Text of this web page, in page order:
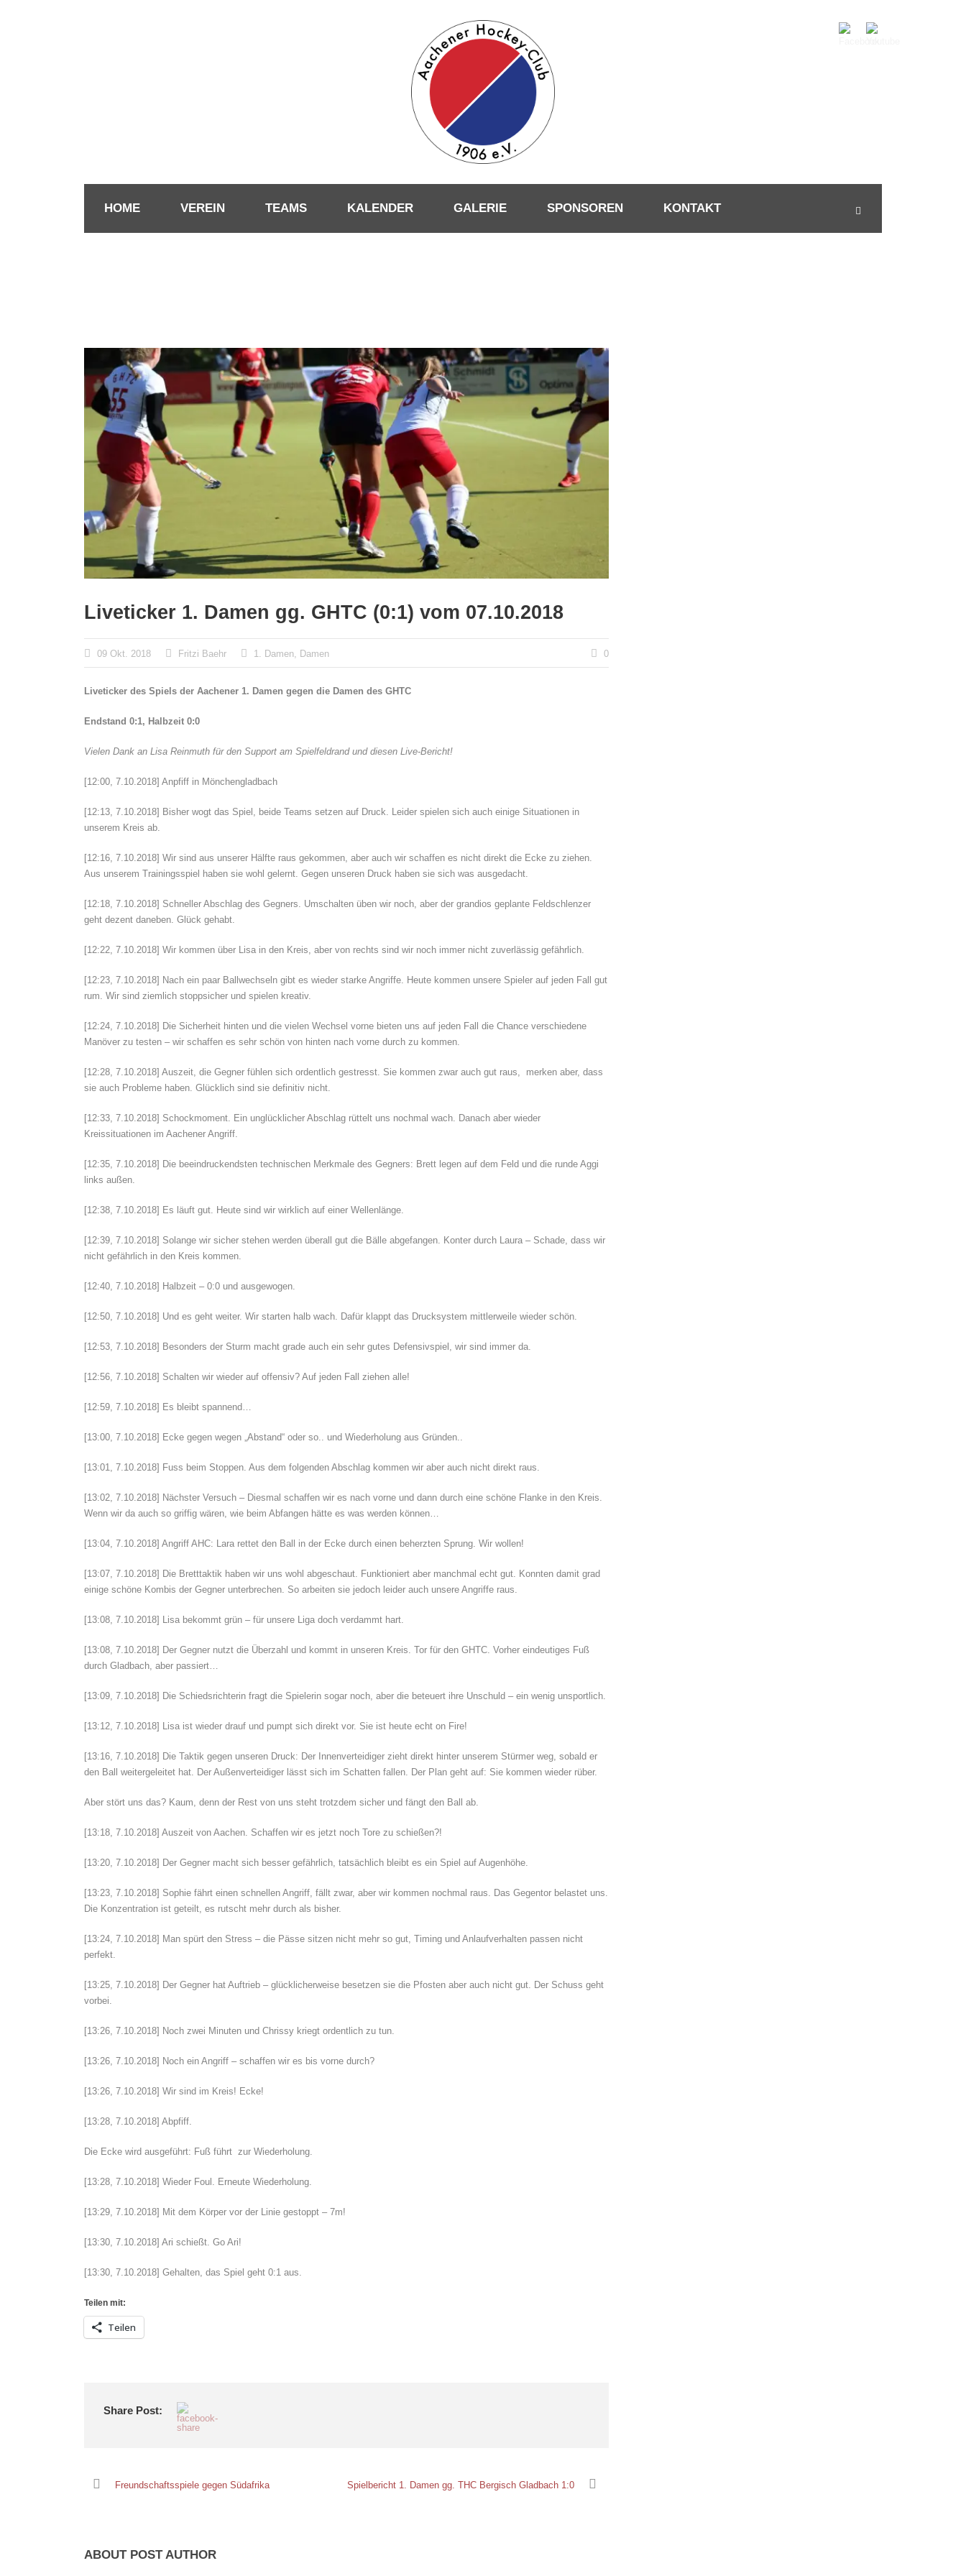
HOME VEREIN TEAMS KALENDER GALERIE SPONSOREN KONTAKT
Liveticker 1. Damen gg. GHTC (0:1) vom 07.10.2018
09 Okt. 2018 Fritzi Baehr 1. Damen, Damen 0
Liveticker des Spiels der Aachener 1. Damen gegen die Damen des GHTC
Endstand 0:1, Halbzeit 0:0
Vielen Dank an Lisa Reinmuth für den Support am Spielfeldrand und diesen Live-Bericht!
[12:00, 7.10.2018] Anpfiff in Mönchengladbach
[12:13, 7.10.2018] Bisher wogt das Spiel, beide Teams setzen auf Druck. Leider spielen sich auch einige Situationen in
unserem Kreis ab.
[12:16, 7.10.2018] Wir sind aus unserer Hälfte raus gekommen, aber auch wir schaffen es nicht direkt die Ecke zu ziehen.
Aus unserem Trainingsspiel haben sie wohl gelernt. Gegen unseren Druck haben sie sich was ausgedacht.
[12:18, 7.10.2018] Schneller Abschlag des Gegners. Umschalten üben wir noch, aber der grandios geplante Feldschlenzer
geht dezent daneben. Glück gehabt.
[12:22, 7.10.2018] Wir kommen über Lisa in den Kreis, aber von rechts sind wir noch immer nicht zuverlässig gefährlich.
[12:23, 7.10.2018] Nach ein paar Ballwechseln gibt es wieder starke Angriffe. Heute kommen unsere Spieler auf jeden Fall gut
rum. Wir sind ziemlich stoppsicher und spielen kreativ.
[12:24, 7.10.2018] Die Sicherheit hinten und die vielen Wechsel vorne bieten uns auf jeden Fall die Chance verschiedene
Manöver zu testen – wir schaffen es sehr schön von hinten nach vorne durch zu kommen.
[12:28, 7.10.2018] Auszeit, die Gegner fühlen sich ordentlich gestresst. Sie kommen zwar auch gut raus, merken aber, dass
sie auch Probleme haben. Glücklich sind sie definitiv nicht.
[12:33, 7.10.2018] Schockmoment. Ein unglücklicher Abschlag rüttelt uns nochmal wach. Danach aber wieder
Kreissituationen im Aachener Angriff.
[12:35, 7.10.2018] Die beeindruckendsten technischen Merkmale des Gegners: Brett legen auf dem Feld und die runde Aggi
links außen.
[12:38, 7.10.2018] Es läuft gut. Heute sind wir wirklich auf einer Wellenlänge.
[12:39, 7.10.2018] Solange wir sicher stehen werden überall gut die Bälle abgefangen. Konter durch Laura – Schade, dass wir
nicht gefährlich in den Kreis kommen.
[12:40, 7.10.2018] Halbzeit – 0:0 und ausgewogen.
[12:50, 7.10.2018] Und es geht weiter. Wir starten halb wach. Dafür klappt das Drucksystem mittlerweile wieder schön.
[12:53, 7.10.2018] Besonders der Sturm macht grade auch ein sehr gutes Defensivspiel, wir sind immer da.
[12:56, 7.10.2018] Schalten wir wieder auf offensiv? Auf jeden Fall ziehen alle!
[12:59, 7.10.2018] Es bleibt spannend…
[13:00, 7.10.2018] Ecke gegen wegen „Abstand“ oder so.. und Wiederholung aus Gründen..
[13:01, 7.10.2018] Fuss beim Stoppen. Aus dem folgenden Abschlag kommen wir aber auch nicht direkt raus.
[13:02, 7.10.2018] Nächster Versuch – Diesmal schaffen wir es nach vorne und dann durch eine schöne Flanke in den Kreis.
Wenn wir da auch so griffig wären, wie beim Abfangen hätte es was werden können…
[13:04, 7.10.2018] Angriff AHC: Lara rettet den Ball in der Ecke durch einen beherzten Sprung. Wir wollen!
[13:07, 7.10.2018] Die Bretttaktik haben wir uns wohl abgeschaut. Funktioniert aber manchmal echt gut. Konnten damit grad
einige schöne Kombis der Gegner unterbrechen. So arbeiten sie jedoch leider auch unsere Angriffe raus.
[13:08, 7.10.2018] Lisa bekommt grün – für unsere Liga doch verdammt hart.
[13:08, 7.10.2018] Der Gegner nutzt die Überzahl und kommt in unseren Kreis. Tor für den GHTC. Vorher eindeutiges Fuß
durch Gladbach, aber passiert…
[13:09, 7.10.2018] Die Schiedsrichterin fragt die Spielerin sogar noch, aber die beteuert ihre Unschuld – ein wenig unsportlich.
[13:12, 7.10.2018] Lisa ist wieder drauf und pumpt sich direkt vor. Sie ist heute echt on Fire!
[13:16, 7.10.2018] Die Taktik gegen unseren Druck: Der Innenverteidiger zieht direkt hinter unserem Stürmer weg, sobald er
den Ball weitergeleitet hat. Der Außenverteidiger lässt sich im Schatten fallen. Der Plan geht auf: Sie kommen wieder rüber.
Aber stört uns das? Kaum, denn der Rest von uns steht trotzdem sicher und fängt den Ball ab.
[13:18, 7.10.2018] Auszeit von Aachen. Schaffen wir es jetzt noch Tore zu schießen?!
[13:20, 7.10.2018] Der Gegner macht sich besser gefährlich, tatsächlich bleibt es ein Spiel auf Augenhöhe.
[13:23, 7.10.2018] Sophie fährt einen schnellen Angriff, fällt zwar, aber wir kommen nochmal raus. Das Gegentor belastet uns.
Die Konzentration ist geteilt, es rutscht mehr durch als bisher.
[13:24, 7.10.2018] Man spürt den Stress – die Pässe sitzen nicht mehr so gut, Timing und Anlaufverhalten passen nicht
perfekt.
[13:25, 7.10.2018] Der Gegner hat Auftrieb – glücklicherweise besetzen sie die Pfosten aber auch nicht gut. Der Schuss geht
vorbei.
[13:26, 7.10.2018] Noch zwei Minuten und Chrissy kriegt ordentlich zu tun.
[13:26, 7.10.2018] Noch ein Angriff – schaffen wir es bis vorne durch?
[13:26, 7.10.2018] Wir sind im Kreis! Ecke!
[13:28, 7.10.2018] Abpfiff.
Die Ecke wird ausgeführt: Fuß führt zur Wiederholung.
[13:28, 7.10.2018] Wieder Foul. Erneute Wiederholung.
[13:29, 7.10.2018] Mit dem Körper vor der Linie gestoppt – 7m!
[13:30, 7.10.2018] Ari schießt. Go Ari!
[13:30, 7.10.2018] Gehalten, das Spiel geht 0:1 aus.
Teilen mit:
Teilen
Share Post:
Freundschaftsspiele gegen Südafrika Spielbericht 1. Damen gg. THC Bergisch Gladbach 1:0
ABOUT POST AUTHOR